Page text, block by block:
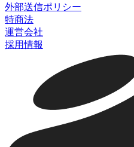
外部送信ポリシー
特商法
運営会社
採用情報